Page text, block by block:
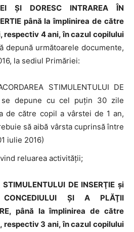
ŞI DORESC INTRAREA ÎN
până la împlinirea de către
respectiv 4 ani, în cazul copilului
depună următoarele documente,
la sediul Primăriei:
STIMULENTULUI DE
se depune cu cel puţin 30 zile
de către copil a vârstei de 1 an,
să aibă vârsta cuprinsă între
iulie 2016)
reluarea activității;
DE INSERŢIE şi
CONCEDIULUI ŞI A PLĂŢII
până la împlinirea de către
respectiv 3 ani, în cazul copilului